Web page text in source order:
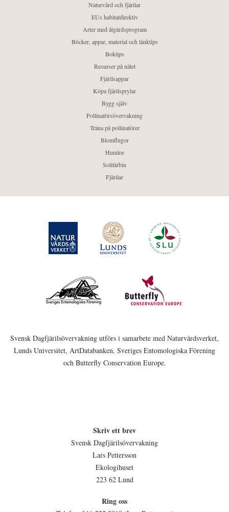
Naturvård och fjärilar
EUs habitatdirektiv
Arter med åtgärdsprogram
Böcker, appar, material och länktips
Boktips
Resurser på nätet
Fjärilsappar
Köpa fjärilsprylar
Bygg själv
Pollinatörsövervakning
Träna på pollinatörer
Blomflugor
Humlor
Solitärbin
Fjärilar
Svensk Dagfjärilsövervakning utförs i samarbete med Naturvårdsverket,
Lunds Universitet, ArtDatabanken, Sveriges Entomologiska Förening
och Butterfly Conservation Europe.
Skriv ett brev
Svensk Dagfjärilsövervakning
Lars Pettersson
Ekologihuset
223 62 Lund
Ring oss